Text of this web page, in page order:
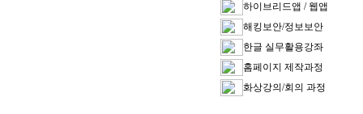
하이브리드앱 / 웹앱
해킹보안/정보보안
한글 실무활용강좌
홈페이지 제작과정
화상강의/회의 과정